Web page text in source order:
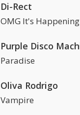
Di-Rect
OMG It's Happening
Paradise
Oliva Rodrigo
Vampire